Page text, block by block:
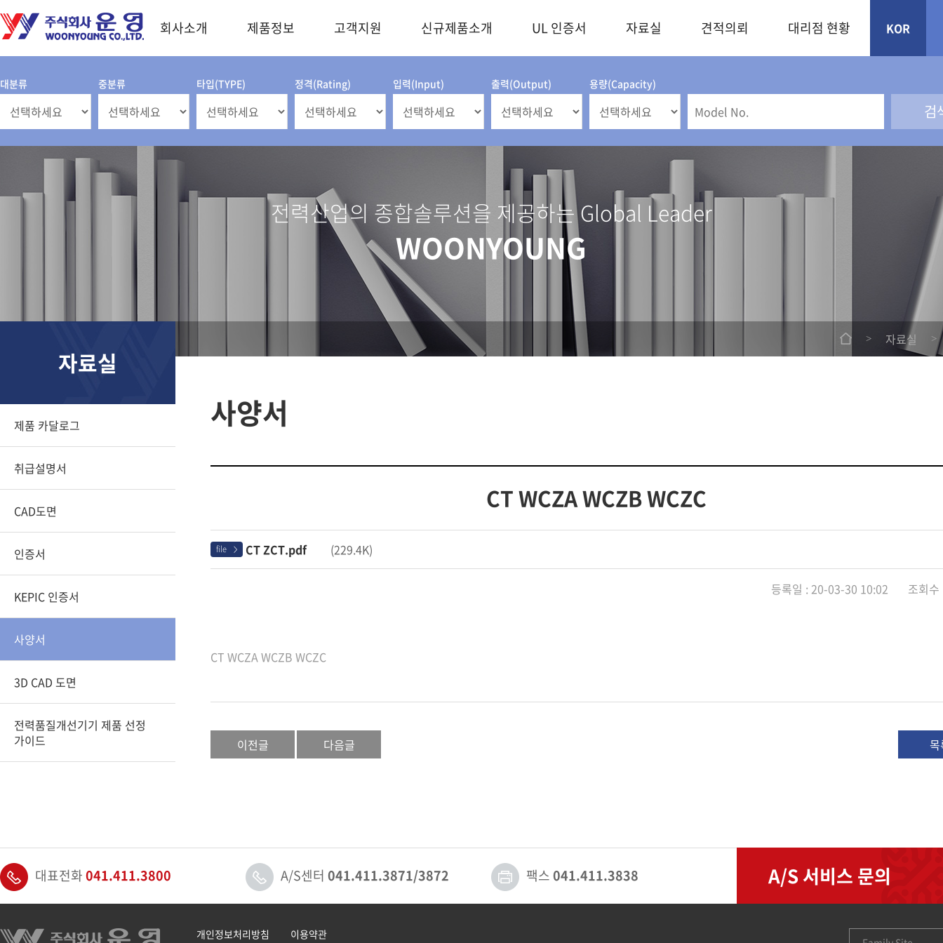
회사소개 제품정보 고객지원 신규제품소개 UL 인증서 자료실 견적의뢰 대리점 현황 KOR
대분류 중분류 타입(TYPE) 정격(Rating) 입력(Input) 출력(Output) 용량(Capacity)
전력산업의 종합솔루션을 제공하는 Global Leader
WOONYOUNG
> 자료실 >
자료실
제품 카달로그
취급설명서
CAD도면
인증서
KEPIC 인증서
사양서
3D CAD 도면
전력품질개선기기 제품 선정
가이드
사양서
CT WCZA WCZB WCZC
file > CT ZCT.pdf (229.4K)
등록일 : 20-03-30 10:02 조회수
CT WCZA WCZB WCZC
이전글 다음글
대표전화041.411.3800 A/S센터 041.411.3871/3872 팩스041.411.3838 A/S 서비스 문의
개인정보처리방침 이용약관